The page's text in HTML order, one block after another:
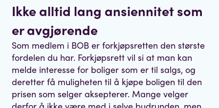
Ikke alltid lang ansiennitet som
er avgjørende
Som medlem i BOB er forkjøpsretten den største
fordelen du har. Forkjøpsrett vil si at man kan
melde interesse for boliger som er til salgs, og
deretter få muligheten til å kjøpe boligen til den
prisen som selger aksepterer. Mange velger